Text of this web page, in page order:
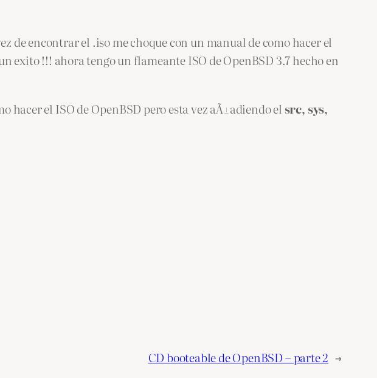
de encontrar el .iso me choque con un manual de como hacer el
exito !!! ahora tengo un flameante ISO de OpenBSD 3.7 hecho en
hacer el ISO de OpenBSD pero esta vez aÃ±adiendo el src, sys,
CD booteable de OpenBSD – parte 2 →